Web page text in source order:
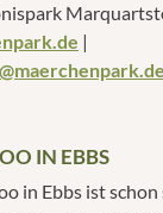
|
IN EBBS
in Ebbs ist schon